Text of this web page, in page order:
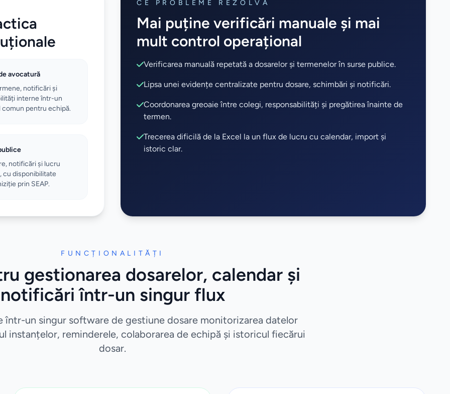
avocatură
notificări și
interne într-un
comun pentru echipă.
notificări și lucru
cu disponibilitate
prin SEAP.
CE PROBLEME REZOLVĂ
Mai puține verificări manuale și mai
mult control operațional
Verificarea manuală repetată a dosarelor și termenelor în surse publice.
Lipsa unei evidențe centralizate pentru dosare, schimbări și notificări.
Coordonarea greoaie între colegi, responsabilități și pregătirea înainte de
termen.
Trecerea dificilă de la Excel la un flux de lucru cu calendar, import și
istoric clar.
FUNCȚIONALITĂȚI
gestionarea dosarelor, calendar și
notificări într-un singur flux
într-un singur software de gestiune dosare monitorizarea datelor
instanțelor, reminderele, colaborarea de echipă și istoricul fiecărui
dosar.